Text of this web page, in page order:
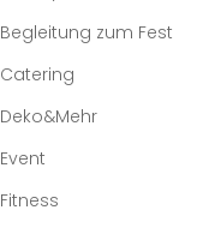
Begleitung zum Fest
Catering
Deko&Mehr
Event
Fitness